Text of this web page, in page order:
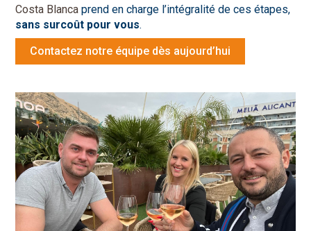
Costa Blanca prend en charge l’intégralité de ces étapes,
sans surcoût pour vous.
Contactez notre équipe dès aujourd’hui